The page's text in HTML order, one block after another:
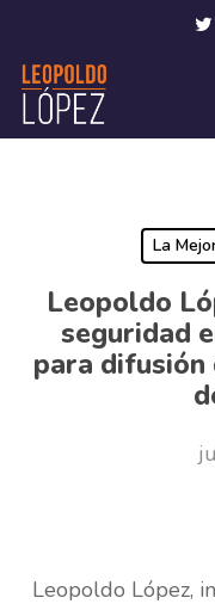
main
content
La
Leopoldo
seguridad
para difusión
Leopoldo López,